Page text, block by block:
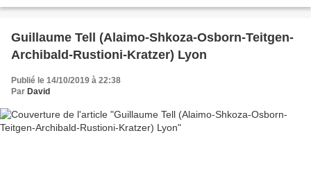
Guillaume Tell (Alaimo-Shkoza-Osborn-Teitgen-
Archibald-Rustioni-Kratzer) Lyon
Publié le 14/10/2019 à 22:38
Par David